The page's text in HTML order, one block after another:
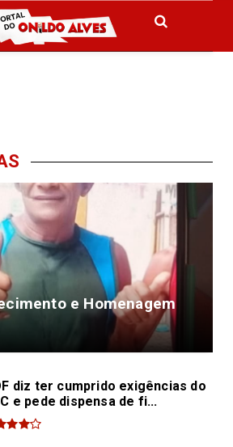
e Homenagem
diz ter cumprido exigências do
e pede dispensa de fi...